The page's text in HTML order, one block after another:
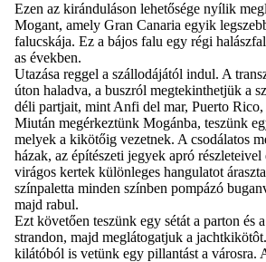
Ezen az kiránduláson lehetősége nyílik
Mogant, amely Gran Canaria egyik
falucskája. Ez a bájos falu egy régi
as években.
Utazása reggel a szállodájától indul. A
úton haladva, a buszról megtekinthetjük a
déli partjait, mint Anfi del mar, Puerto Rico,
Miután megérkeztünk Mogánba, teszünk
melyek a kikötőig vezetnek. A csodálatos
házak, az építészeti jegyek apró
virágos kertek különleges hangulatot
színpaletta minden színben pompázó
majd rabul.
Ezt követően teszünk egy sétát a parton és
strandon, majd meglátogatjuk a
kilátóból is vetünk egy pillantást a városra.